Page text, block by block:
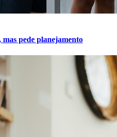
pede planejamento